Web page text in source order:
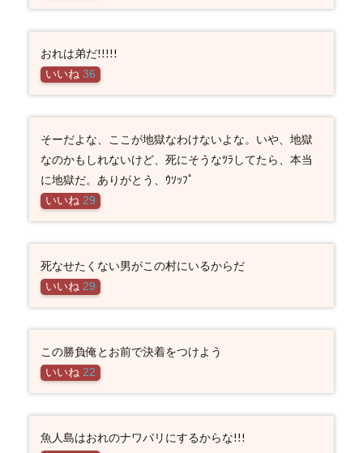
おれは弟だ!!!!!
いいね 36
そーだよな、ここが地獄なわけないよな。いや、地獄
なのかもしれないけど、死にそうなﾂﾗしてたら、本当
に地獄だ。ありがとう、ｳｿｯﾌﾟ
いいね 29
死なせたくない男がこの村にいるからだ
いいね 29
この勝負俺とお前で決着をつけよう
いいね 22
魚人島はおれのナワバリにするからな!!!